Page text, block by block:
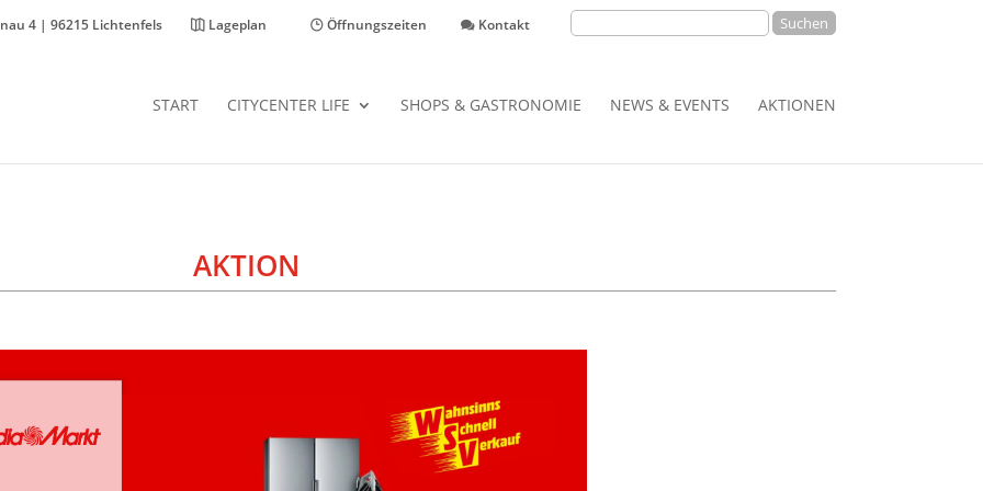
4 | 96215 Lichtenfels Lageplan Öffnungszeiten Kontakt
Suchen
nach:
START CITYCENTER LIFE SHOPS & GASTRONOMIE NEWS & EVENTS AKTIONEN
AKTION